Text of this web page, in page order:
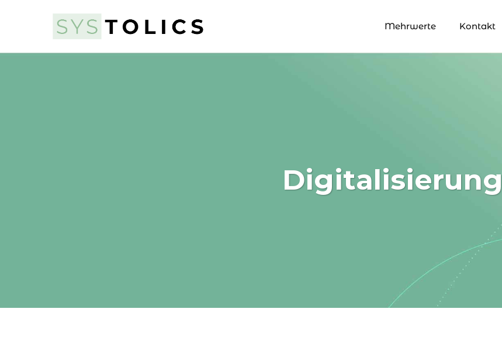
Mehrwerte Kontakt
Digitalisierung